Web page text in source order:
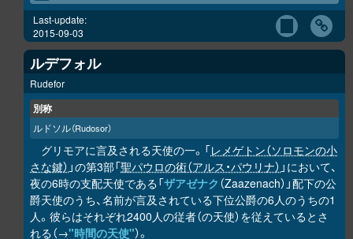
Last-update:
2015-09-03
ルデフォル
Rudefor
別称
ルドソル（Rudosor）
グリモアに言及される天使の一。「レメゲトン（ソロモンの小
さな鍵） 」の第3部「聖パウロの術（アルス・パウリナ） 」において、
夜の6時の支配天使である「ザアゼナク （Zaazenach）」配下の公
爵天使のうち、名前が言及されている下位公爵の6人のうちの1
人。彼らはそれぞれ2400人の従者（の天使）を従えているとさ
れる（→"時間の天使"）。